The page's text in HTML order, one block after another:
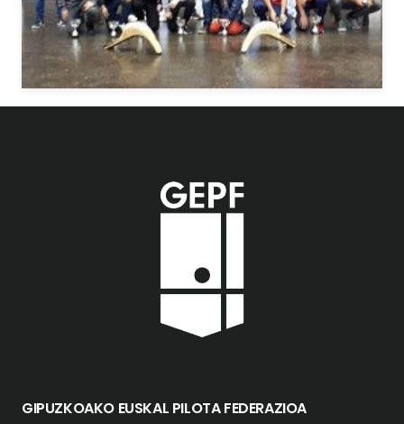
GIPUZKOAKO EUSKAL PILOTA FEDERAZIOA